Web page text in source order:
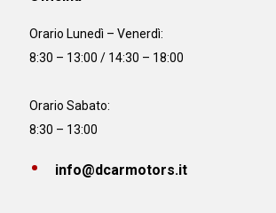
Orario Lunedì – Venerdì:
8:30 – 13:00 / 14:30 – 18:00
Orario Sabato:
8:30 – 13:00
info@dcarmotors.it